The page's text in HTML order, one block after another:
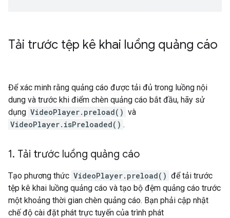
Tải trước tệp kê khai luồng quảng cáo
Để xác minh rằng quảng cáo được tải đủ trong luồng nội
dung và trước khi điểm chèn quảng cáo bắt đầu, hãy sử
dụng VideoPlayer.preload() và
VideoPlayer.isPreloaded() .
1. Tải trước luồng quảng cáo
Tạo phương thức VideoPlayer.preload() để tải trước
tệp kê khai luồng quảng cáo và tạo bộ đệm quảng cáo trước
một khoảng thời gian chèn quảng cáo. Bạn phải cập nhật
chế độ cài đặt phát trực tuyến của trình phát